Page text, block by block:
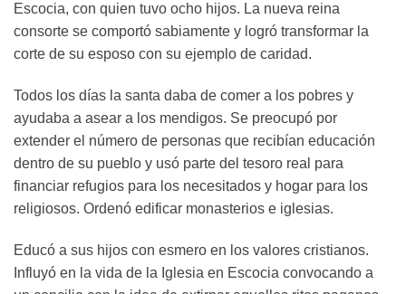
Escocia, con quien tuvo ocho hijos. La nueva reina
consorte se comportó sabiamente y logró transformar la
corte de su esposo con su ejemplo de caridad.
Todos los días la santa daba de comer a los pobres y
ayudaba a asear a los mendigos. Se preocupó por
extender el número de personas que recibían educación
dentro de su pueblo y usó parte del tesoro real para
financiar refugios para los necesitados y hogar para los
religiosos. Ordenó edificar monasterios e iglesias.
Educó a sus hijos con esmero en los valores cristianos.
Influyó en la vida de la Iglesia en Escocia convocando a